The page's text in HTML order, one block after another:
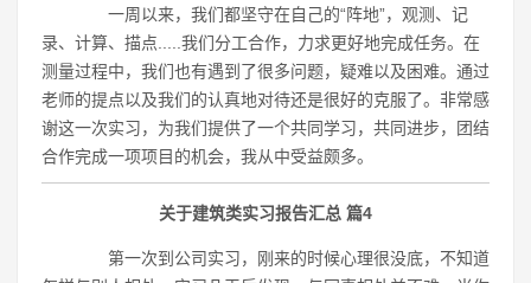
一周以来，我们都坚守在自己的“阵地”，观测、记
录、计算、描点.....我们分工合作，力求更好地完成任务。在
测量过程中，我们也有遇到了很多问题，疑难以及困难。通过
老师的提点以及我们的认真地对待还是很好的克服了。非常感
谢这一次实习，为我们提供了一个共同学习，共同进步，团结
合作完成一项项目的机会，我从中受益颇多。
关于建筑类实习报告汇总 篇4
第一次到公司实习，刚来的时候心理很没底，不知道